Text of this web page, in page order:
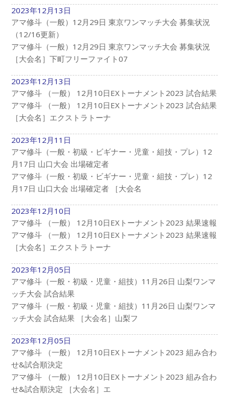
2023年12月13日
アマ修斗（一般）12月29日 東京ワンマッチ大会 募集状況
（12/16更新）
アマ修斗（一般）12月29日 東京ワンマッチ大会 募集状況
［大会名］下町フリーファイト07
2023年12月13日
アマ修斗 （一般） 12月10日EXトーナメント2023 試合結果
アマ修斗 （一般） 12月10日EXトーナメント2023 試合結果
［大会名］エクストラトーナ
2023年12月11日
アマ修斗（一般・初級・ビギナー・児童・組技・プレ）12
月17日 山口大会 出場確定者
アマ修斗（一般・初級・ビギナー・児童・組技・プレ）12
月17日 山口大会 出場確定者 ［大会名
2023年12月10日
アマ修斗 （一般） 12月10日EXトーナメント2023 結果速報
アマ修斗 （一般） 12月10日EXトーナメント2023 結果速報
［大会名］エクストラトーナ
2023年12月05日
アマ修斗（一般・初級・児童・組技）11月26日 山梨ワンマ
ッチ大会 試合結果
アマ修斗（一般・初級・児童・組技）11月26日 山梨ワンマ
ッチ大会 試合結果 ［大会名］山梨フ
2023年12月05日
アマ修斗 （一般） 12月10日EXトーナメント2023 組み合わ
せ&試合順決定
アマ修斗 （一般） 12月10日EXトーナメント2023 組み合わ
せ&試合順決定 ［大会名］エ